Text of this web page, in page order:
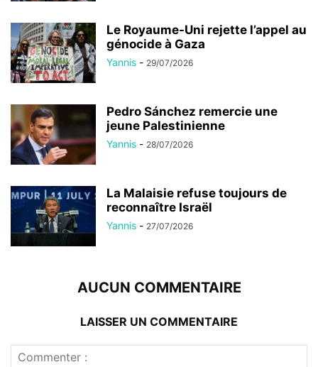
Le Royaume-Uni rejette l’appel au
génocide à Gaza
Yannis - 29/07/2026
Pedro Sánchez remercie une
jeune Palestinienne
Yannis - 28/07/2026
La Malaisie refuse toujours de
reconnaître Israël
Yannis - 27/07/2026
AUCUN COMMENTAIRE
LAISSER UN COMMENTAIRE